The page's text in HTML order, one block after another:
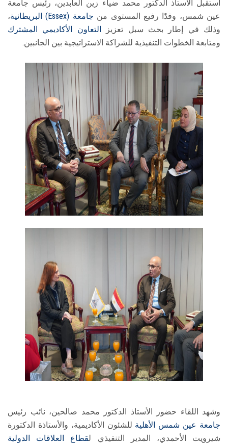
استقبل الأستاذ الدكتور محمد ضياء زين العابدين، رئيس جامعة
عين شمس، وفدًا رفيع المستوى من جامعة (Essex) البريطانية
،
وذلك في إطار بحث سبل تعزيز
التعاون الأكاديمي المشترك
ومتابعة الخطوات التنفيذية للشراكة الاستراتيجية بين الجانبين.
وشهد اللقاء حضور الأستاذ الدكتور محمد صالحين، نائب رئيس
جامعة عين شمس الأهلية للشئون الأكاديمية، والأستاذة الدكتورة
شيرويت الأحمدي، المدير التنفيذي لقطاع العلاقات الدولية